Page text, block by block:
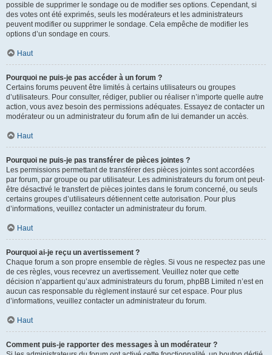
possible de supprimer le sondage ou de modifier ses options. Cependant, si
des votes ont été exprimés, seuls les modérateurs et les administrateurs
peuvent modifier ou supprimer le sondage. Cela empêche de modifier les
options d’un sondage en cours.
Haut
Pourquoi ne puis-je pas accéder à un forum ?
Certains forums peuvent être limités à certains utilisateurs ou groupes
d’utilisateurs. Pour consulter, rédiger, publier ou réaliser n’importe quelle autre
action, vous avez besoin des permissions adéquates. Essayez de contacter un
modérateur ou un administrateur du forum afin de lui demander un accès.
Haut
Pourquoi ne puis-je pas transférer de pièces jointes ?
Les permissions permettant de transférer des pièces jointes sont accordées
par forum, par groupe ou par utilisateur. Les administrateurs du forum ont peut-
être désactivé le transfert de pièces jointes dans le forum concerné, ou seuls
certains groupes d’utilisateurs détiennent cette autorisation. Pour plus
d’informations, veuillez contacter un administrateur du forum.
Haut
Pourquoi ai-je reçu un avertissement ?
Chaque forum a son propre ensemble de règles. Si vous ne respectez pas une
de ces règles, vous recevrez un avertissement. Veuillez noter que cette
décision n’appartient qu’aux administrateurs du forum, phpBB Limited n’est en
aucun cas responsable du règlement instauré sur cet espace. Pour plus
d’informations, veuillez contacter un administrateur du forum.
Haut
Comment puis-je rapporter des messages à un modérateur ?